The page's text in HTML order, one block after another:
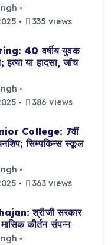
335 views
40 वर्षीय युवक
या हादसा, जांच
386 views
College: 7वीं
सिम्पकिन्स स्कूल
363 views
श्रीजी सरकार
कीर्तन संपन्न